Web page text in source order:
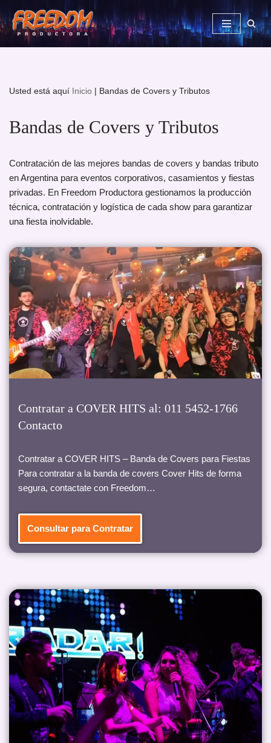
Saltar
al
Usted está aquí Inicio | Bandas de Covers y Tributos
Bandas de Covers y Tributos
Contratación de las mejores bandas de covers y bandas tributo
en Argentina para eventos corporativos, casamientos y fiestas
privadas. En Freedom Productora gestionamos la producción
técnica, contratación y logística de cada show para garantizar
una fiesta inolvidable.
Contratar a COVER HITS al: 011 5452-1766
Contacto
Contratar a COVER HITS – Banda de Covers para Fiestas
Para contratar a la banda de covers Cover Hits de forma
segura, contactate con Freedom…
Consultar para Contratar